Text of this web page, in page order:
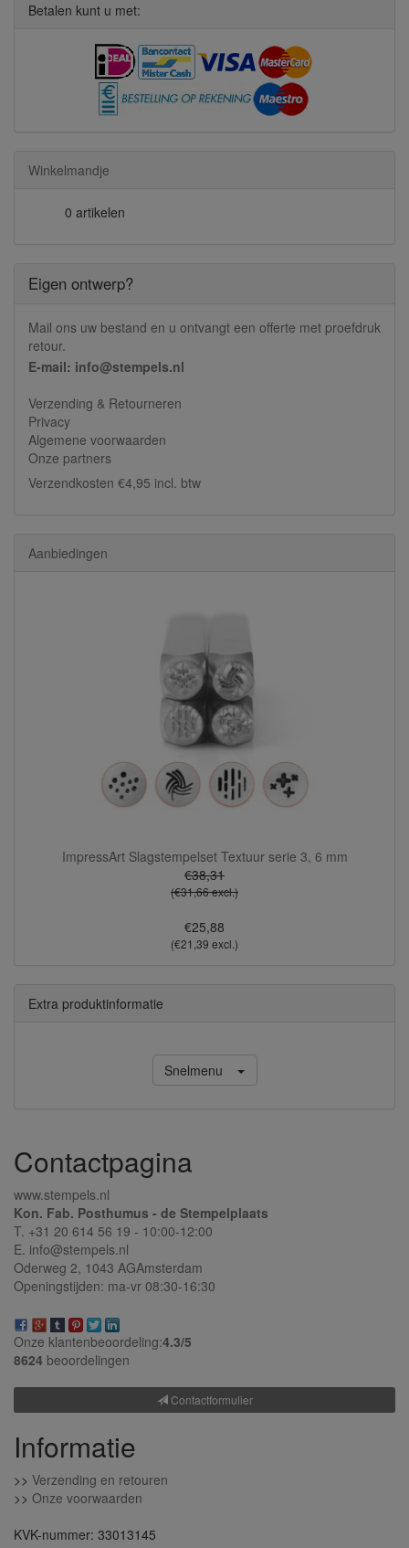
Betalen kunt u met:
Winkelmandje
0 artikelen
Eigen ontwerp?
Mail ons uw bestand en u ontvangt een offerte met proefdruk
retour.
E-mail: info@stempels.nl
Verzending & Retourneren
Privacy
Algemene voorwaarden
Onze partners
Verzendkosten €4,95 incl. btw
Aanbiedingen
ImpressArt Slagstempelset Textuur serie 3, 6 mm
€38,31
(€31,66 excl.)
€25,88
(€21,39 excl.)
Extra produktinformatie
Snelmenu
Contactpagina
www.stempels.nl
Kon. Fab. Posthumus - de Stempelplaats
T. +31 20 614 56 19 - 10:00-12:00
E. info@stempels.nl
Oderweg 2, 1043 AGAmsterdam
Openingstijden: ma-vr 08:30-16:30
Onze klantenbeoordeling:4.3/5
8624 beoordelingen
Contactformulier
Informatie
>> Verzending en retouren
>> Onze voorwaarden
KVK-nummer: 33013145